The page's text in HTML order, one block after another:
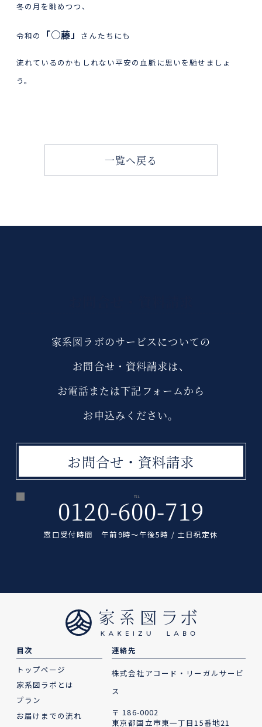
冬の月を眺めつつ、
令和の 「○藤」 さんたちにも
流れているのかもしれない平安の血脈に思いを馳せましょ
う。
一覧へ戻る
家系図ラボのサービスについての
お問合せ・資料請求は、
お電話または下記フォームから
お申込みください。
お問合せ・資料請求
TEL
0120-600-719
窓口受付時間 午前9時〜午後5時 / 土日祝定休
目次
トップページ
家系図ラボとは
プラン
お届けまでの流れ
連絡先
株式会社アコード・リーガルサービ
ス
〒 186-0002
東京都国立市東一丁目15番地21